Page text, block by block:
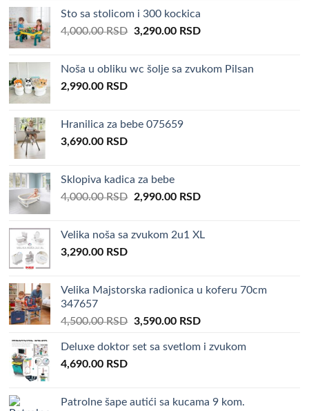
Sto sa stolicom i 300 kockica
4,000.00RSD Original
4,000.00 RSD.
3,290.00 RSDCurrent
3,290.00 RSD.
Noša u obliku wc šolje sa zvukom Pilsan
2,990.00 RSD
Hranilica za bebe 075659
3,690.00 RSD
Sklopiva kadica za bebe
4,000.00RSD Original
4,000.00 RSD.
2,990.00 RSDCurrent
2,990.00 RSD.
Velika noša sa zvukom 2u1 XL
3,290.00 RSD
Velika Majstorska radionica u koferu 70cm
347657
4,500.00RSD Original
was:
3,590.00 RSDCurrent
is:
Deluxe doktor set sa svetlom i zvukom
4,690.00 RSD
Patrolne šape autići sa kucama 9 kom.